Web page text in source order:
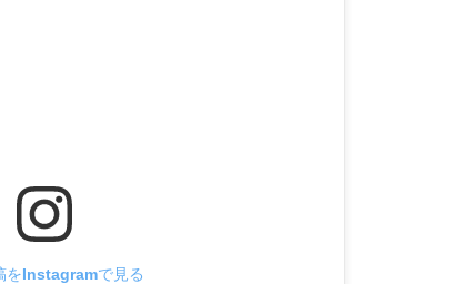
をInstagramで見る